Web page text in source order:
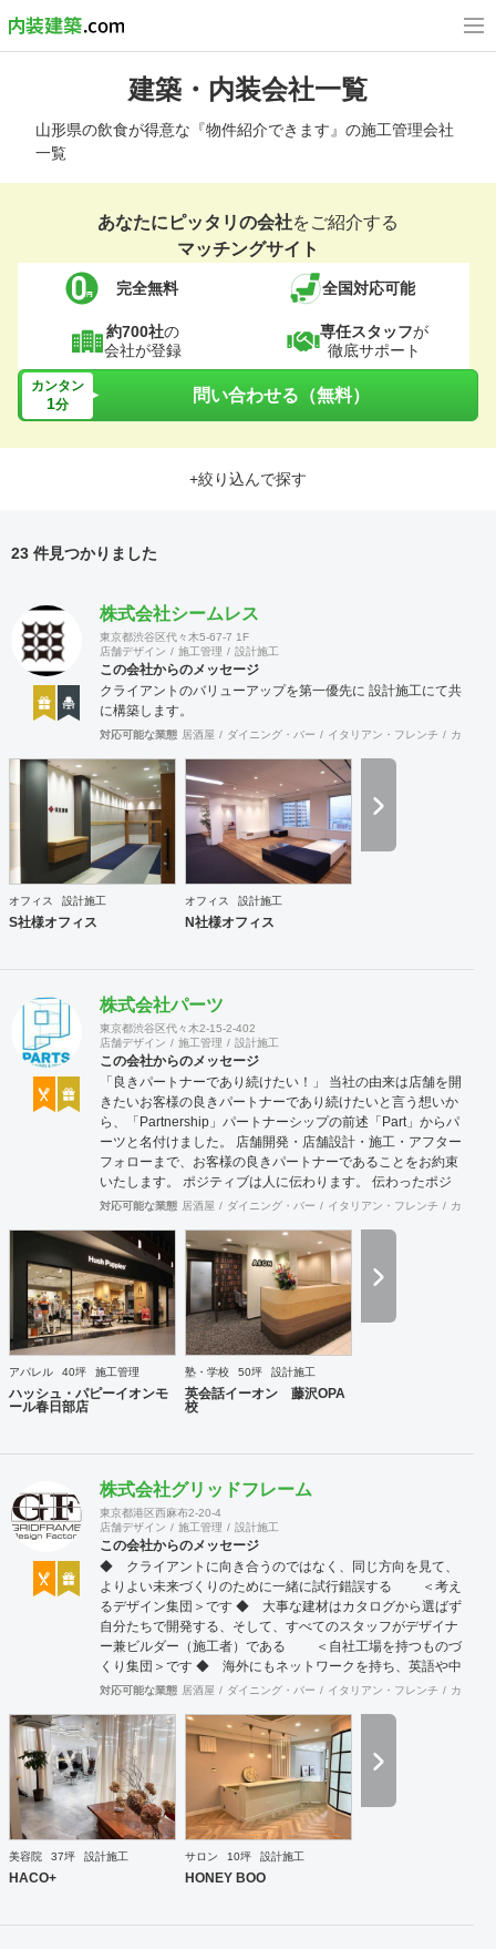
建築・内装会社一覧
山形県の飲食が得意な『物件紹介できます』の施工管理会社
一覧
あなたにピッタリの会社をご紹介する
マッチングサイト
完全無料 全国対応可能
約700社の
会社が登録
専任スタッフが
徹底サポート
カンタン
1分 問い合わせる（無料）
+絞り込んで探す
23 件見つかりました
株式会社シームレス
東京都渋谷区代々木5-67-7 1F
店舗デザイン
施工管理 設計施工
この会社からのメッセージ
クライアントのバリューアップを第一優先に 設計施工にて共
に構築します。
対応可能な業態 居酒屋 ダイニング・バー イタリアン・フレンチ カフェ
オフィス 設計施工
S社様オフィス
オフィス 設計施工
N社様オフィス
株式会社パーツ
東京都渋谷区代々木2-15-2-402
店舗デザイン
施工管理 設計施工
この会社からのメッセージ
「良きパートナーであり続けたい！」 当社の由来は店舗を開
きたいお客様の良きパートナーであり続けたいと言う想いか
ら、「Partnership」パートナーシップの前述「Part」からパ
ーツと名付けました。 店舗開発・店舗設計・施工・アフター
フォローまで、お客様の良きパートナーであることをお約束
いたします。 ポジティブは人に伝わります。 伝わったポジ
ティブが幸せを呼び込み、呼び込んだ幸せが、さらに大きな
社ならではの実績をご確認下さい。 <a
href="https://www.partsinc.co.jp/">https://www.partsinc.co.jp/</a>
対応可能な業態 居酒屋 ダイニング・バー イタリアン・フレンチ カフェ
アパレル 40坪 施工管理
ハッシュ・パピーイオンモ
ール春日部店
塾・学校 50坪 設計施工
英会話イーオン 藤沢OPA
校
株式会社グリッドフレーム
東京都港区西麻布2-20-4
店舗デザイン
施工管理 設計施工
この会社からのメッセージ
◆ クライアントに向き合うのではなく、同じ方向を見て、
よりよい未来づくりのために一緒に試行錯誤する ＜考え
るデザイン集団＞です ◆ 大事な建材はカタログから選ばず
自分たちで開発する、そして、すべてのスタッフがデザイナ
ー兼ビルダー（施工者）である ＜自社工場を持つものづ
くり集団＞です ◆ 海外にもネットワークを持ち、英語や中
国語に堪能なスタッフたちが、海外から国内への出店をスム
工案件、設計＋造作物の案件、施工案件、造作物制作など、
多様な請負形態が可能です。工場では金属を中心にさまざま
な素材を用いた制作が可能で、例えば通常デザイン性とは無
縁な特定防火設備（鉄扉）などにも高いデザイン性を施すこ
とも可能です。 GRIDFRAME とりかえのきかない空間
https://gridframe.co.jp/ Synes(シネス) 霧のようなやわらか
な空間 http://synes.jp/ SOTOCHIKU 時間の蓄積を取り
込む空間 https://sotochiku.com/
対応可能な業態 居酒屋 ダイニング・バー イタリアン・フレンチ カフェ
美容院 37坪 設計施工
HACO+
サロン 10坪 設計施工
HONEY BOO